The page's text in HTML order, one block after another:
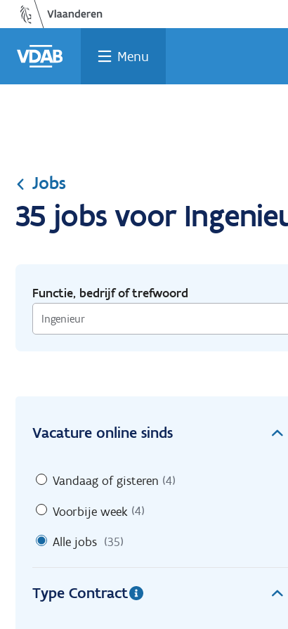
Ga
naar
de
inhoud
Vind
een
job
Vind
een
opleiding
Welke
job
past
bij
Terug
naar
home
Menu
Jobs
35 jobs voor
Functie, bedrijf of trefwoord
Vacature online sinds
Vandaag of gisteren (4)
Voorbije week (4)
Alle jobs (35)
Type Contract